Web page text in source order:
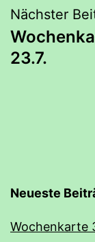
Nächster
23.7.
Neueste
Wochenkarte